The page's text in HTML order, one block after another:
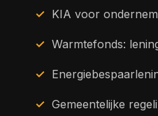
KIA voor
Warmtefonds:
Gemeentelijke